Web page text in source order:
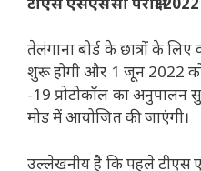
तेलंगाना बोर्ड के छात्रों के लिए
शुरू होगी और 1 जून 2022 को
-19 प्रोटोकॉल का
मोड में आयोजित की जाएंगी।
उल्लेखनीय है कि पहले टीएस